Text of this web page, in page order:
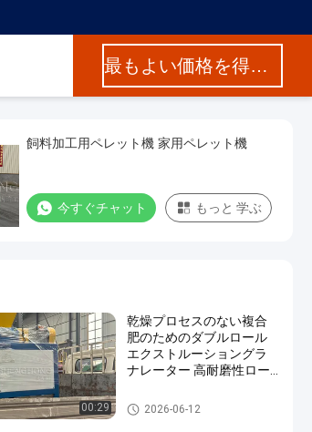
最もよい価格を得なさい
飼料加工用ペレット機 家用ペレット機
今すぐチャット もっと 学ぶ
00:29
乾燥プロセスのない複合
肥のためのダブルロール
エクストルーショングラ
ナレーター 高耐磨性ロー
混合肥料の造粒機
2026-06-12